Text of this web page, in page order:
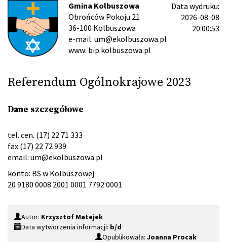
Gmina Kolbuszowa
Obrońców Pokoju 21
36-100 Kolbuszowa
e-mail: um@ekolbuszowa.pl
www: bip.kolbuszowa.pl
Data wydruku:
2026-08-08
20:00:53
Referendum Ogólnokrajowe 2023
Dane szczegółowe
tel. cen. (17) 22 71 333
fax (17) 22 72 939
email: um@ekolbuszowa.pl
konto: BS w Kolbuszowej
20 9180 0008 2001 0001 7792 0001
Autor: Krzysztof Matejek
Data wytworzenia informacji: b/d
Opublikowała: Joanna Procak